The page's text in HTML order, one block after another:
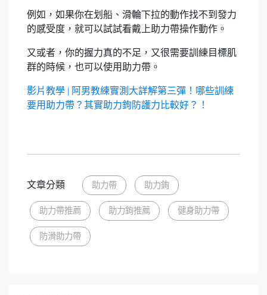
例如，如果你在划船、滑輪下拉的動作找不到發力
的感受度，就可以試試看戴上助力帶操作動作。
又或者，你的握力真的不足，又很需要訓練目標肌
群的時候，也可以使用助力帶。
影片教學 | 阿男教練實測大詳解第三彈！哪些訓練
要用助力帶？其實助力鉤防護力比較好？！
文章分類 助力帶 助力鉤
助力帶推薦 助力鉤推薦 健身助力帶
防滑助力帶